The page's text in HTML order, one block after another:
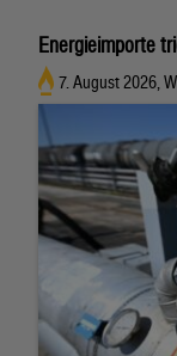
Energieimporte
7. August 2026,